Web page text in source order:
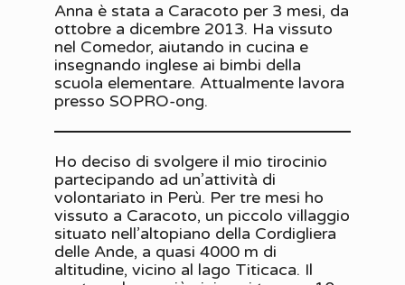
Anna è stata a Caracoto per 3 mesi, da
ottobre a dicembre 2013. Ha vissuto
nel Comedor, aiutando in cucina e
insegnando inglese ai bimbi della
scuola elementare. Attualmente lavora
presso SOPRO-ong.
Ho deciso di svolgere il mio tirocinio
partecipando ad un’attività di
volontariato in Perù. Per tre mesi ho
vissuto a Caracoto, un piccolo villaggio
situato nell’altopiano della Cordigliera
delle Ande, a quasi 4000 m di
altitudine, vicino al lago Titicaca. Il